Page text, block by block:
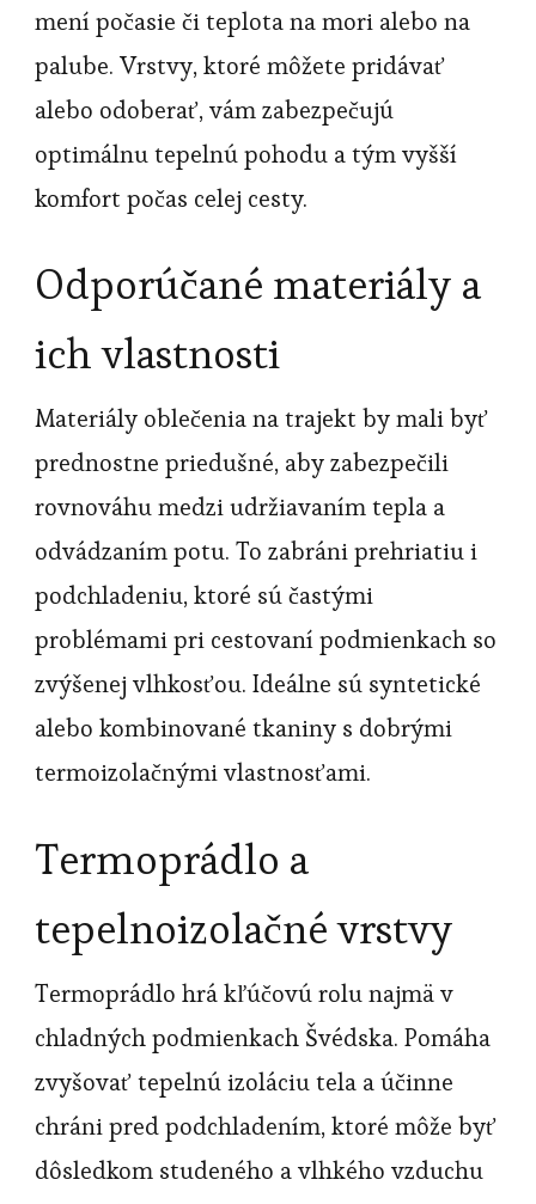
mení počasie či teplota na mori alebo na
palube. Vrstvy, ktoré môžete pridávať
alebo odoberať, vám zabezpečujú
optimálnu tepelnú pohodu a tým vyšší
komfort počas celej cesty.
Odporúčané materiály a
ich vlastnosti
Materiály oblečenia na trajekt by mali byť
prednostne priedušné, aby zabezpečili
rovnováhu medzi udržiavaním tepla a
odvádzaním potu. To zabráni prehriatiu i
podchladeniu, ktoré sú častými
problémami pri cestovaní podmienkach so
zvýšenej vlhkosťou. Ideálne sú syntetické
alebo kombinované tkaniny s dobrými
termoizolačnými vlastnosťami.
Termoprádlo a
tepelnoizolačné vrstvy
Termoprádlo hrá kľúčovú rolu najmä v
chladných podmienkach Švédska. Pomáha
zvyšovať tepelnú izoláciu tela a účinne
chráni pred podchladením, ktoré môže byť
dôsledkom studeného a vlhkého vzduchu